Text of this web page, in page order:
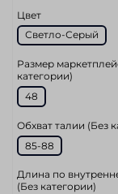
Цвет
Светло-Серый
Размер
категории)
48
Обхват талии (Без
85-88
Длина по
(Без категории)